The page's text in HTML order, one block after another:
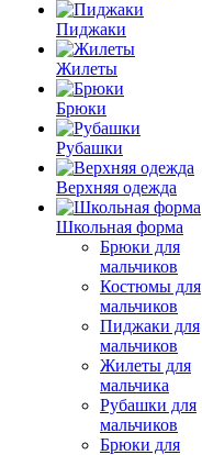
Пиджаки
Жилеты
Брюки
Рубашки
Верхняя одежда
Школьная форма
Брюки для
мальчиков
Костюмы для
мальчиков
Пиджаки для
мальчиков
Жилеты для
мальчика
Рубашки для
мальчиков
Брюки для